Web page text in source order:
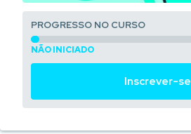
PROGRESSO NO CURSO
NÃO INICIADO
Inscrever-se